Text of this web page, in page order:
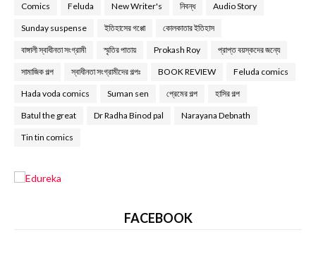
Comics Feluda New Writer's নিবন্ধ Audio Story
Sunday suspense ইতিহাসের গপ্পো কোলকাতার ইতিহাস
বাঙ্গালী স্বাধীনতা সংগ্রামী স্মৃতির পাতায় Prokash Roy প্রাপ্ত বয়স্কদের জন্যে
সামাজিক গল্প স্বাধীনতা সংগ্রামীদের গল্পঃ BOOK REVIEW Feluda comics
Hada voda comics Suman sen প্রেমের গল্প হাসির গল্প
Batul the great Dr Radha Binod pal Narayana Debnath
Tin tin comics
FACEBOOK